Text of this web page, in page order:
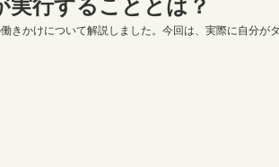
実行することとは？
かけについて解説しました。今回は、実際に自分が